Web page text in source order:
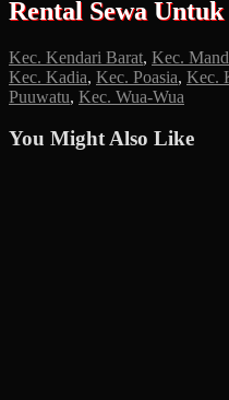
Rental Sewa
Kec. Kendari Barat, Kec.
Kec. Kadia, Kec. Poasia, Kec.
Puuwatu, Kec. Wua-Wua
You Might Also Like